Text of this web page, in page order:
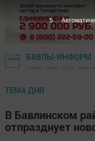
БАВЛЫ-ИНФОРМ
ТЕМА ДНЯ
В Бавлинском
отпразднует
5